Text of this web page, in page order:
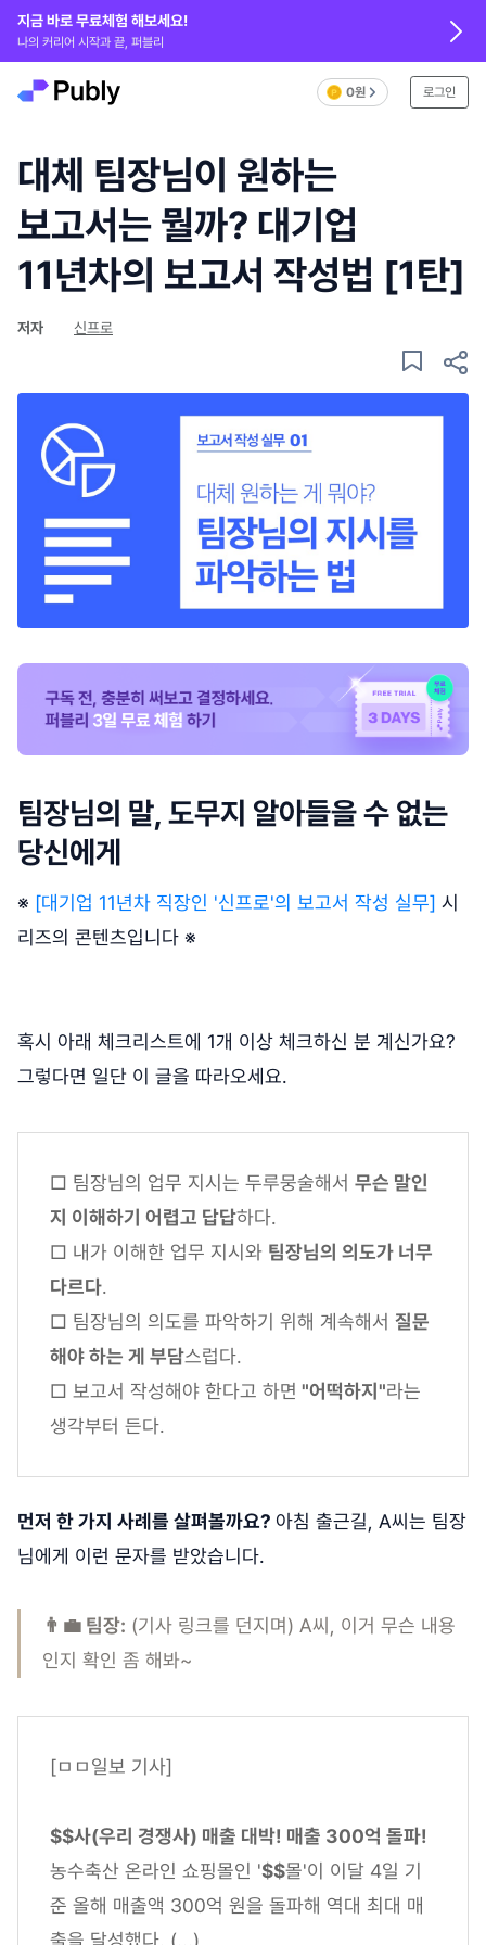
지금 바로 무료체험 해보세요!
나의 커리어 시작과 끝, 퍼블리
0원 로그인
대체 팀장님이 원하는
보고서는 뭘까? 대기업
11년차의 보고서 작성법 [1탄]
저자 신프로
팀장님의 말, 도무지 알아들을 수 없는
당신에게
※ [대기업 11년차 직장인 '신프로'의 보고서 작성 실무] 시
리즈의 콘텐츠입니다 ※
혹시 아래 체크리스트에 1개 이상 체크하신 분 계신가요?
그렇다면 일단 이 글을 따라오세요.
□ 팀장님의 업무 지시는 두루뭉술해서 무슨 말인
지 이해하기 어렵고 답답하다.
□ 내가 이해한 업무 지시와 팀장님의 의도가 너무
다르다.
□ 팀장님의 의도를 파악하기 위해 계속해서 질문
해야 하는 게 부담스럽다.
□ 보고서 작성해야 한다고 하면 "어떡하지"라는
생각부터 든다.
먼저 한 가지 사례를 살펴볼까요? 아침 출근길, A씨는 팀장
님에게 이런 문자를 받았습니다.
👨‍💼 팀장: (기사 링크를 던지며) A씨, 이거 무슨 내용
인지 확인 좀 해봐~
[ㅁㅁ일보 기사]
$$사(우리 경쟁사) 매출 대박! 매출 300억 돌파!
농수축산 온라인 쇼핑몰인 '$$몰'이 이달 4일 기
준 올해 매출액 300억 원을 돌파해 역대 최대 매
출을 달성했다. (...)